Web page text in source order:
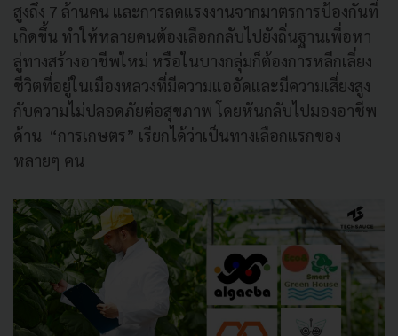
สูงถึง 7 ล้านคน และการลดแรงงานจากมาตรการป้องกันที่
เกิดขึ้น ทำให้หลายคนต้องเลือกกลับไปยังถิ่นฐานเพื่อหา
ลู่ทางสร้างอาชีพใหม่ หรือในบางกลุ่มก็ต้องการหลีกเลี่ยง
ชีวิตที่อยู่ในเมืองหลวงที่มีความแออัดและมีความเสี่ยงสูง
กับความไม่ปลอดภัยต่อสุขภาพ โดยหันกลับไปมองอาชีพ
ด้าน “การเกษตร” เรียกได้ว่าเป็นทางเลือกแรกของ
หลายๆ คน